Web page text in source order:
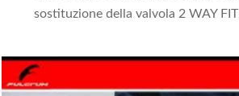
sostituzione della valvola 2 WAY